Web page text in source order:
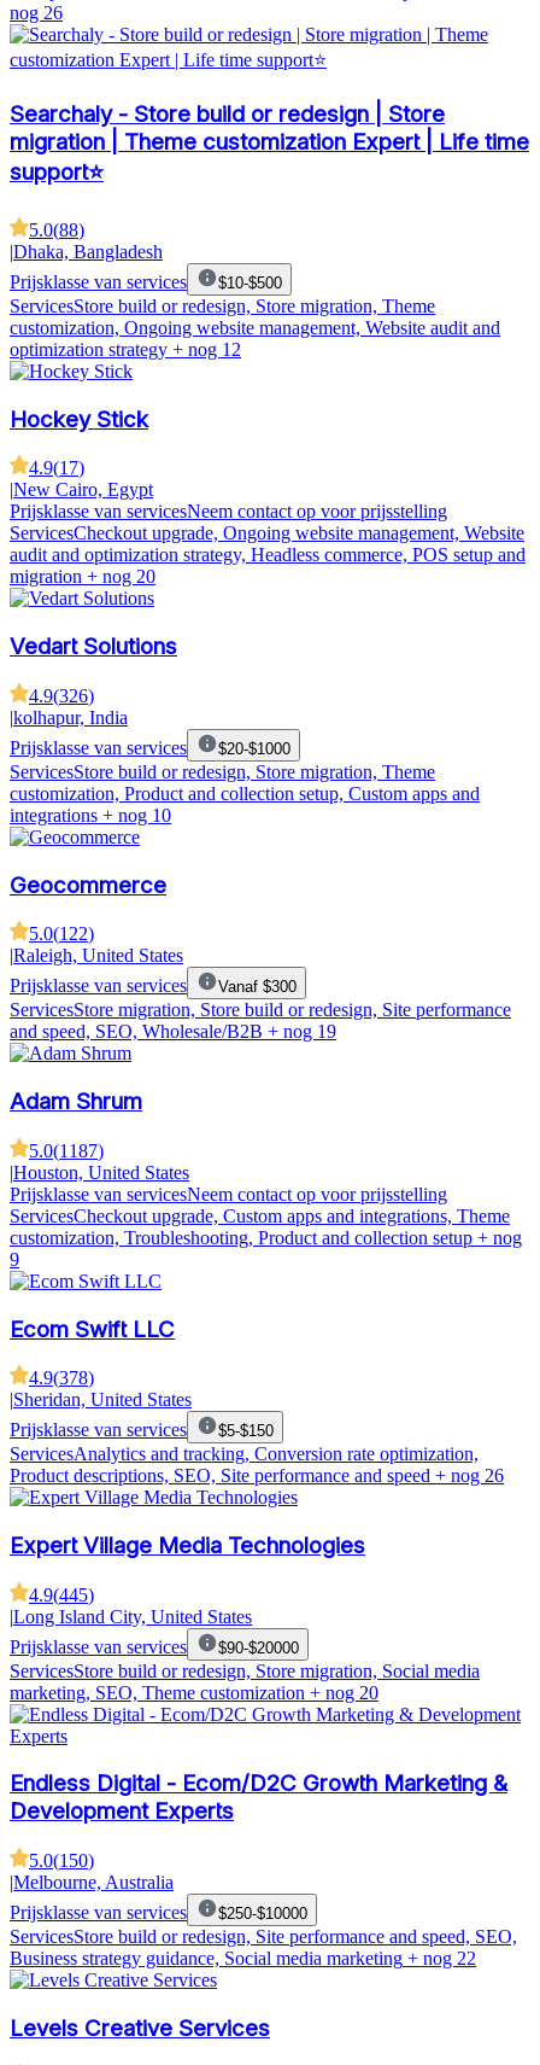
nog 26
Searchaly - Store build or redesign | Store
migration | Theme customization Expert | Life time
support⭐
5.0(88)
|Dhaka, Bangladesh
Prijsklasse van services
$10-$500
ServicesStore build or redesign, Store migration, Theme
customization, Ongoing website management, Website audit and
optimization strategy + nog 12
Hockey Stick
4.9(17)
New Cairo, Egypt
Prijsklasse van servicesNeem contact op voor prijsstelling
ServicesCheckout upgrade, Ongoing website management, Website
audit and optimization strategy, Headless commerce, POS setup and
migration + nog 20
Vedart Solutions
4.9(326)
|kolhapur, India
Prijsklasse van services
$20-$1000
ServicesStore build or redesign, Store migration, Theme
customization, Product and collection setup, Custom apps and
integrations + nog 10
Geocommerce
5.0(122)
|Raleigh, United States
Prijsklasse van services
Vanaf $300
ServicesStore migration, Store build or redesign, Site performance
and speed, SEO, Wholesale/B2B + nog 19
Adam Shrum
5.0(1187)
|Houston, United States
Prijsklasse van servicesNeem contact op voor prijsstelling
ServicesCheckout upgrade, Custom apps and integrations, Theme
customization, Troubleshooting, Product and collection setup + nog
9
Ecom Swift LLC
4.9(378)
|Sheridan, United States
Prijsklasse van services
$5-$150
ServicesAnalytics and tracking, Conversion rate optimization,
Product descriptions, SEO, Site performance and speed + nog 26
Expert Village Media Technologies
4.9(445)
|Long Island City, United States
Prijsklasse van services
$90-$20000
ServicesStore build or redesign, Store migration, Social media
marketing, SEO, Theme customization + nog 20
Endless Digital - Ecom/D2C Growth Marketing &
Development Experts
5.0(150)
|Melbourne, Australia
Prijsklasse van services
$250-$10000
ServicesStore build or redesign, Site performance and speed, SEO,
Business strategy guidance, Social media marketing + nog 22
Levels Creative Services